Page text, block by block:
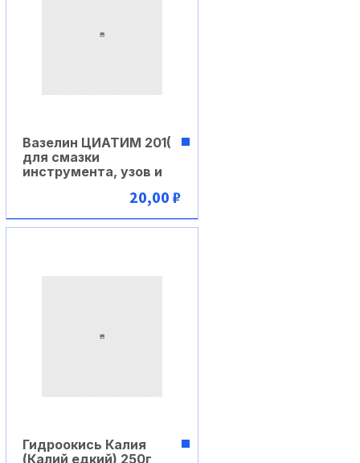
В корзину
Вазелин ЦИАТИМ 201(
для смазки
инструмента, узов и
20,00 ₽
Гидроокись Калия
(Калий едкий) 250г